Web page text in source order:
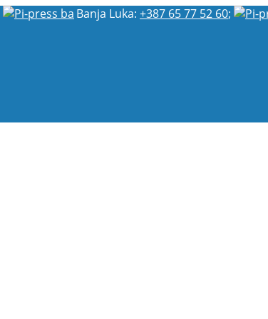
Banja Luka: +387 65 77 52 60;